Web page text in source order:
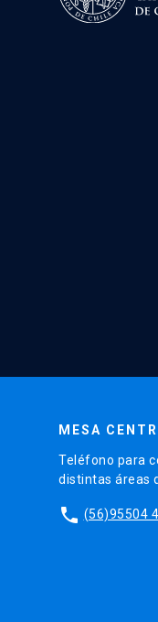
MESA
Teléfono para
distintas áreas
phone (56)95504